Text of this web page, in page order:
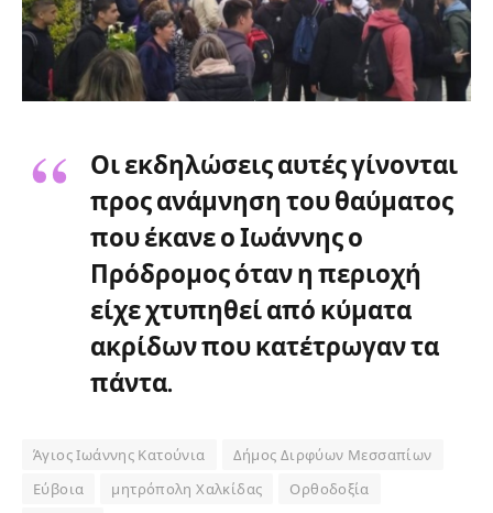
Οι εκδηλώσεις αυτές γίνονται
προς ανάμνηση του θαύματος
που έκανε ο Ιωάννης ο
Πρόδρομος όταν η περιοχή
είχε χτυπηθεί από κύματα
ακρίδων που κατέτρωγαν τα
πάντα.
Άγιος Ιωάννης Κατούνια
Δήμος Διρφύων Μεσσαπίων
Εύβοια
μητρόπολη Χαλκίδας
Ορθοδοξία